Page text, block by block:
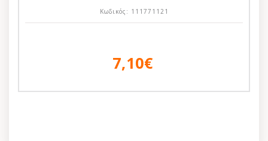
Κωδικός: 111771121
7,10€